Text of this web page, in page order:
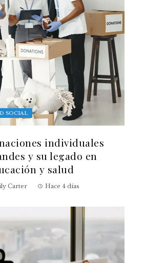
SOCIAL
individuales
y su legado en
y salud
Carter Hace 4 días